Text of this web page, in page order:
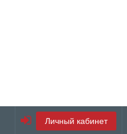
Личный кабинет